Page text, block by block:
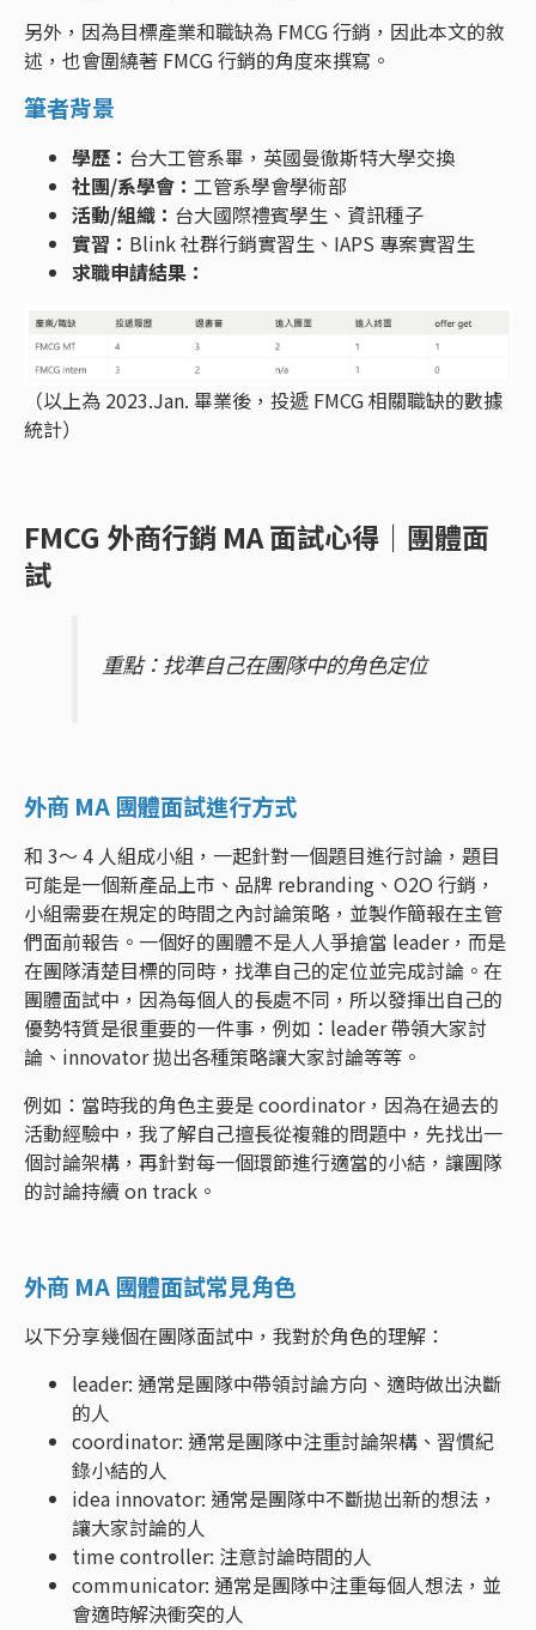
另外，因為目標產業和職缺為 FMCG 行銷，因此本文的敘
述，也會圍繞著 FMCG 行銷的角度來撰寫。
筆者背景
學歷： 台大工管系畢，英國曼徹斯特大學交換
社團/系學會： 工管系學會學術部
活動/組織： 台大國際禮賓學生、資訊種子
實習： Blink 社群行銷實習生、IAPS 專案實習生
求職申請結果：
（以上為 2023.Jan. 畢業後，投遞 FMCG 相關職缺的數據
統計）
FMCG 外商行銷 MA 面試心得｜團體面
試
重點：找準自己在團隊中的角色定位
外商 MA 團體面試進行方式
和 3～ 4 人組成小組，一起針對一個題目進行討論，題目
可能是一個新產品上市、品牌 rebranding、O2O 行銷，
小組需要在規定的時間之內討論策略，並製作簡報在主管
們面前報告。一個好的團體不是人人爭搶當 leader，而是
在團隊清楚目標的同時，找準自己的定位並完成討論。在
團體面試中，因為每個人的長處不同，所以發揮出自己的
優勢特質是很重要的一件事，例如：leader 帶領大家討
論、innovator 拋出各種策略讓大家討論等等。
例如：當時我的角色主要是 coordinator，因為在過去的
活動經驗中，我了解自己擅長從複雜的問題中，先找出一
個討論架構，再針對每一個環節進行適當的小結，讓團隊
的討論持續 on track。
外商 MA 團體面試常見角色
以下分享幾個在團隊面試中，我對於角色的理解：
leader: 通常是團隊中帶領討論方向、適時做出決斷
的人
coordinator: 通常是團隊中注重討論架構、習慣紀
錄小結的人
idea innovator: 通常是團隊中不斷拋出新的想法，
讓大家討論的人
time controller: 注意討論時間的人
communicator: 通常是團隊中注重每個人想法，並
會適時解決衝突的人